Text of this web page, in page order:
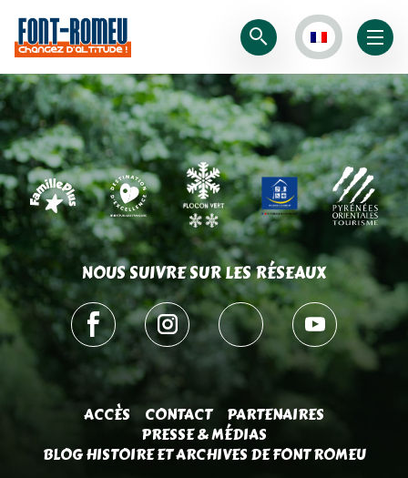
NOUS SUIVRE SUR LES RÉSEAUX
ACCÈS CONTACT
PARTENAIRES
PRESSE & MÉDIAS
BLOG HISTOIRE ET ARCHIVES DE FONT ROMEU